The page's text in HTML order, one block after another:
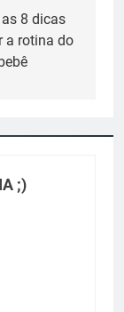
8 dicas
a rotina do
;)